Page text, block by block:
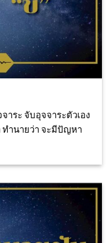
าระ จับอุจจาระตัวเอง
ทำนายว่า จะมีปัญหา